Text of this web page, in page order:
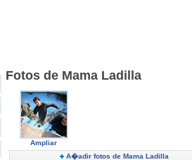
Fotos de Mama Ladilla
Ampliar
A�adir fotos de Mama Ladilla